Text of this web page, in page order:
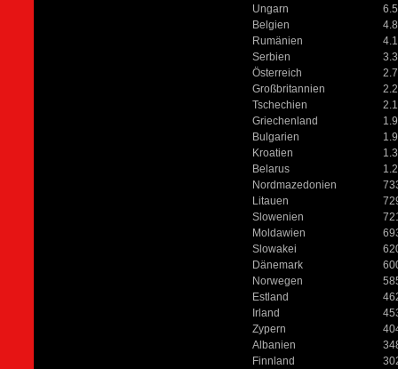
Ungarn
Belgien
Rumänien
Serbien
Österreich
Großbritannien
Tschechien
Griechenland
Bulgarien
Kroatien
Belarus
Nordmazedonien
Litauen
Slowenien
Moldawien
Slowakei
Dänemark
Norwegen
Estland
Irland
Zypern
Albanien
Finnland